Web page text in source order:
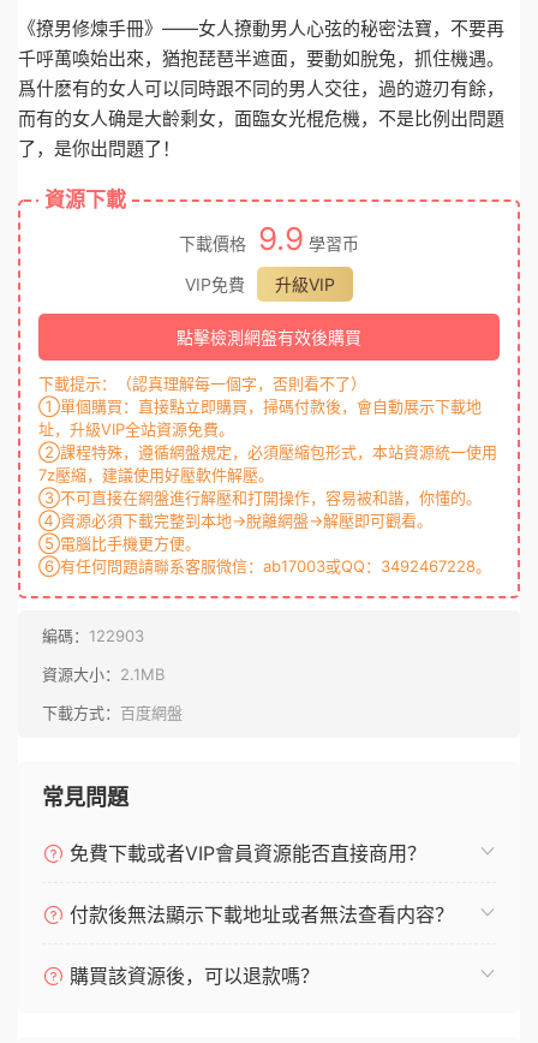
《撩男修煉手冊》——女人撩動男人心弦的秘密法寶，不要再
千呼萬喚始出來，猶抱琵琶半遮面，要動如脫兔，抓住機遇。
爲什麽有的女人可以同時跟不同的男人交往，過的遊刃有餘，
而有的女人确是大齡剩女，面臨女光棍危機，不是比例出問題
了，是你出問題了！
資源下載
下載價格 9.9 學習币
VIP免費
升級VIP
點擊檢測網盤有效後購買
下載提示：（認真理解每一個字，否則看不了）
①單個購買：直接點立即購買，掃碼付款後，會自動展示下載地
址，升級VIP全站資源免費。
②課程特殊，遵循網盤規定，必須壓縮包形式，本站資源統一使用
7z壓縮，建議使用好壓軟件解壓。
③不可直接在網盤進行解壓和打開操作，容易被和諧，你懂的。
④資源必須下載完整到本地→脫離網盤→解壓即可觀看。
⑤電腦比手機更方便。
⑥有任何問題請聯系客服微信：ab17003或QQ：3492467228。
編碼： 122903
資源大小： 2.1MB
下載方式： 百度網盤
常見問題
免費下載或者VIP會員資源能否直接商用？
付款後無法顯示下載地址或者無法查看内容？
購買該資源後，可以退款嗎？